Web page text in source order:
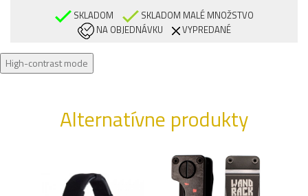
SKLADOM
SKLADOM MALÉ MNOŽSTVO
NA OBJEDNÁVKU
VYPREDANÉ
High-contrast mode
Alternatívne produkty